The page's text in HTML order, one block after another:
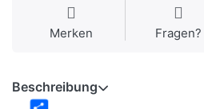
Merken Fragen?
Beschreibung